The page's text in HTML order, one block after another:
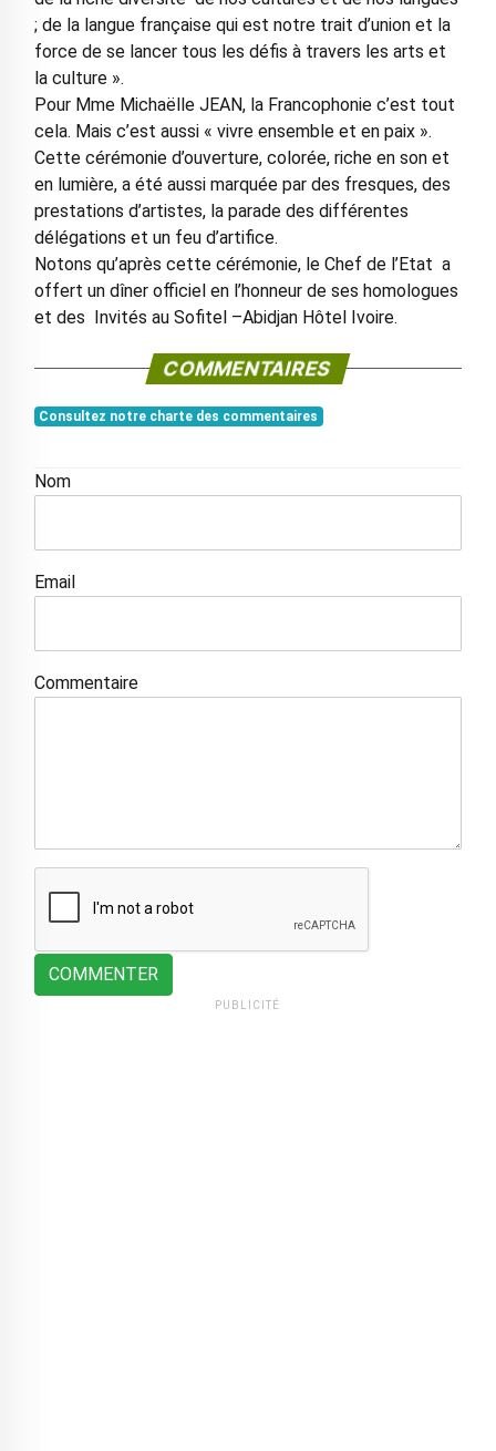
; de la langue française qui est notre trait d’union et la
force de se lancer tous les défis à travers les arts et
la culture ».
Pour Mme Michaëlle JEAN, la Francophonie c’est tout
cela. Mais c’est aussi « vivre ensemble et en paix ».
Cette cérémonie d’ouverture, colorée, riche en son et
en lumière, a été aussi marquée par des fresques, des
prestations d’artistes, la parade des différentes
délégations et un feu d’artifice.
Notons qu’après cette cérémonie, le Chef de l’Etat a
offert un dîner officiel en l’honneur de ses homologues
et des Invités au Sofitel –Abidjan Hôtel Ivoire.
COMMENTAIRES
Consultez notre charte des commentaires
Nom
Email
Commentaire
COMMENTER
PUBLICITÉ